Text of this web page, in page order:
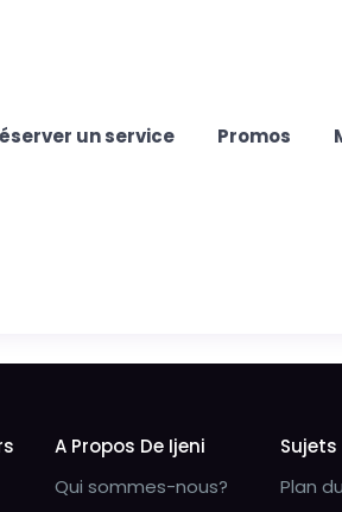
un service Promos
A Propos De Ijeni
Qui sommes-nous?
Sujets
Plan